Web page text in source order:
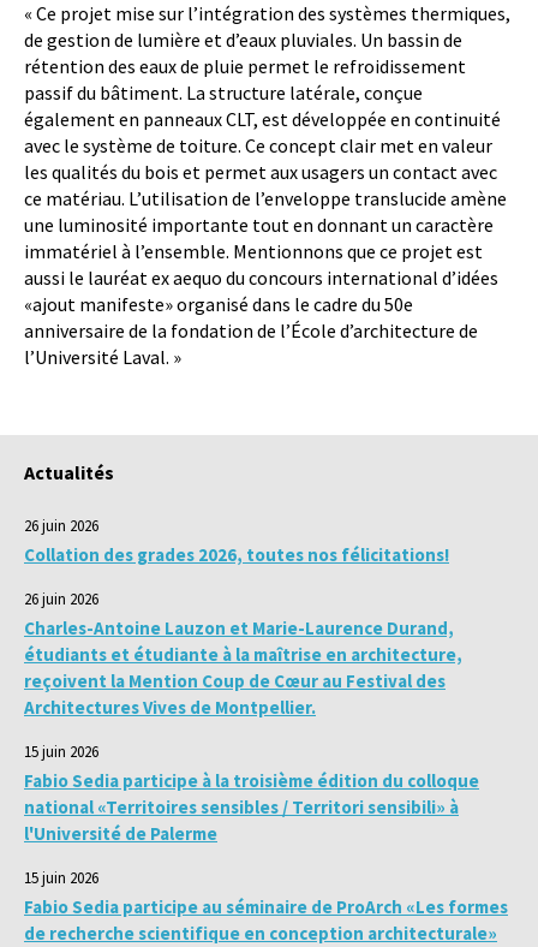
« Ce projet mise sur l’intégration des systèmes thermiques,
de gestion de lumière et d’eaux pluviales. Un bassin de
rétention des eaux de pluie permet le refroidissement
passif du bâtiment. La structure latérale, conçue
également en panneaux CLT, est développée en continuité
avec le système de toiture. Ce concept clair met en valeur
les qualités du bois et permet aux usagers un contact avec
ce matériau. L’utilisation de l’enveloppe translucide amène
une luminosité importante tout en donnant un caractère
immatériel à l’ensemble. Mentionnons que ce projet est
aussi le lauréat ex aequo du concours international d’idées
«ajout manifeste» organisé dans le cadre du 50e
anniversaire de la fondation de l’École d’architecture de
l’Université Laval. »
Actualités
26 juin 2026
Collation des grades 2026, toutes nos félicitations!
26 juin 2026
Charles-Antoine Lauzon et Marie-Laurence Durand,
étudiants et étudiante à la maîtrise en architecture,
reçoivent la Mention Coup de Cœur au Festival des
Architectures Vives de Montpellier.
15 juin 2026
Fabio Sedia participe à la troisième édition du colloque
national «Territoires sensibles / Territori sensibili» à
l'Université de Palerme
15 juin 2026
Fabio Sedia participe au séminaire de ProArch «Les formes
de recherche scientifique en conception architecturale»